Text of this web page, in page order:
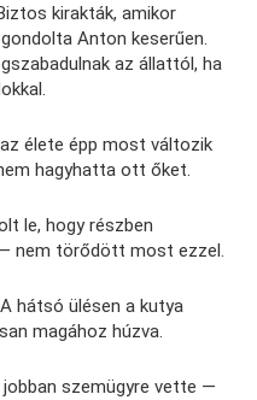
kirakták, amikor
Anton keserűen.
az állattól, ha
élete épp most változik
hagyhatta ott őket.
le, hogy részben
nem törődött most ezzel.
hátsó ülésen a kutya
magához húzva.
szemügyre vette —